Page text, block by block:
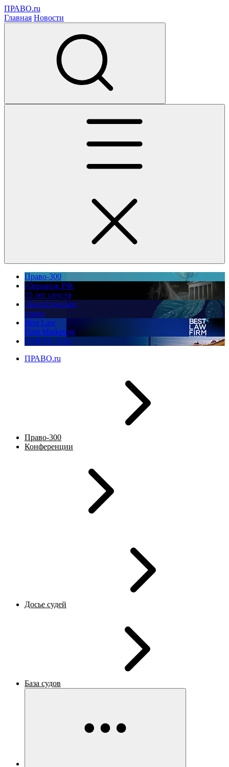
ПРАВО.ru
Главная Новости
Право-300
Юррынок РФ:
35 лет спустя
Экологическое
право
Best Law
Firm Marketing
ПМЮФ 2026
ПРАВО.ru
Право-300
Конференции
Досье судей
База судов